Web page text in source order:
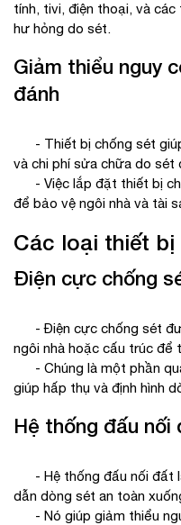
tính, tivi, điện thoại, và
hư hỏng do sét.
Giảm thiểu nguy
đánh
- Thiết bị chống sét
và chi phí sửa chữa do sét
- Việc lắp đặt thiết bị
để bảo vệ ngôi nhà và tài
Các loại thiết bị
Điện cực chống
- Điện cực chống sét
ngôi nhà hoặc cấu trúc để
- Chúng là một phần
giúp hấp thụ và định hình
Hệ thống đấu nối
- Hệ thống đấu nối đất
dẫn dòng sét an toàn
- Nó giúp giảm thiểu